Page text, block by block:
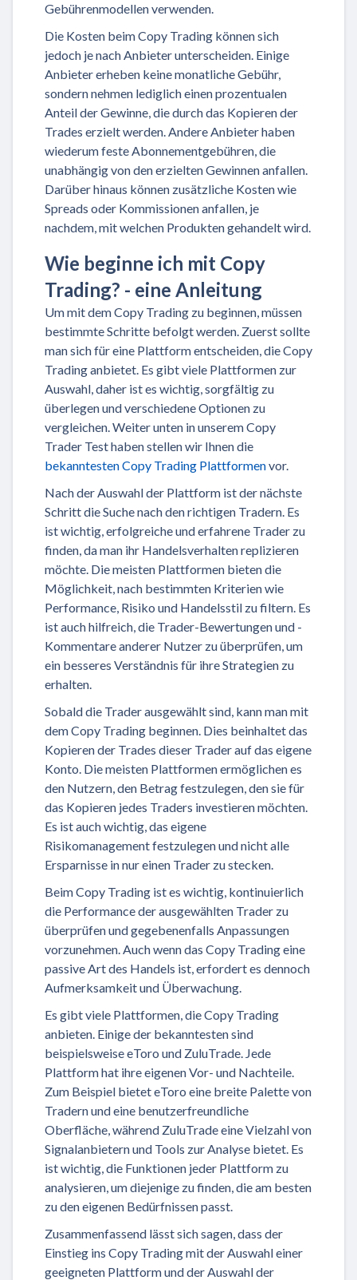
Gebührenmodellen verwenden.
Die Kosten beim Copy Trading können sich
jedoch je nach Anbieter unterscheiden. Einige
Anbieter erheben keine monatliche Gebühr,
sondern nehmen lediglich einen prozentualen
Anteil der Gewinne, die durch das Kopieren der
Trades erzielt werden. Andere Anbieter haben
wiederum feste Abonnementgebühren, die
unabhängig von den erzielten Gewinnen anfallen.
Darüber hinaus können zusätzliche Kosten wie
Spreads oder Kommissionen anfallen, je
nachdem, mit welchen Produkten gehandelt wird.
Wie beginne ich mit Copy
Trading? - eine Anleitung
Um mit dem Copy Trading zu beginnen, müssen
bestimmte Schritte befolgt werden. Zuerst sollte
man sich für eine Plattform entscheiden, die Copy
Trading anbietet. Es gibt viele Plattformen zur
Auswahl, daher ist es wichtig, sorgfältig zu
überlegen und verschiedene Optionen zu
vergleichen. Weiter unten in unserem Copy
Trader Test haben stellen wir Ihnen die
bekanntesten Copy Trading Plattformenvor.
Nach der Auswahl der Plattform ist der nächste
Schritt die Suche nach den richtigen Tradern. Es
ist wichtig, erfolgreiche und erfahrene Trader zu
finden, da man ihr Handelsverhalten replizieren
möchte. Die meisten Plattformen bieten die
Möglichkeit, nach bestimmten Kriterien wie
Performance, Risiko und Handelsstil zu filtern. Es
ist auch hilfreich, die Trader-Bewertungen und -
Kommentare anderer Nutzer zu überprüfen, um
ein besseres Verständnis für ihre Strategien zu
erhalten.
Sobald die Trader ausgewählt sind, kann man mit
dem Copy Trading beginnen. Dies beinhaltet das
Kopieren der Trades dieser Trader auf das eigene
Konto. Die meisten Plattformen ermöglichen es
den Nutzern, den Betrag festzulegen, den sie für
das Kopieren jedes Traders investieren möchten.
Es ist auch wichtig, das eigene
Risikomanagement festzulegen und nicht alle
Ersparnisse in nur einen Trader zu stecken.
Beim Copy Trading ist es wichtig, kontinuierlich
die Performance der ausgewählten Trader zu
überprüfen und gegebenenfalls Anpassungen
vorzunehmen. Auch wenn das Copy Trading eine
passive Art des Handels ist, erfordert es dennoch
Aufmerksamkeit und Überwachung.
Es gibt viele Plattformen, die Copy Trading
anbieten. Einige der bekanntesten sind
beispielsweise eToro und ZuluTrade. Jede
Plattform hat ihre eigenen Vor- und Nachteile.
Zum Beispiel bietet eToro eine breite Palette von
Tradern und eine benutzerfreundliche
Oberfläche, während ZuluTrade eine Vielzahl von
Signalanbietern und Tools zur Analyse bietet. Es
ist wichtig, die Funktionen jeder Plattform zu
analysieren, um diejenige zu finden, die am besten
zu den eigenen Bedürfnissen passt.
Zusammenfassend lässt sich sagen, dass der
Einstieg ins Copy Trading mit der Auswahl einer
geeigneten Plattform und der Auswahl der